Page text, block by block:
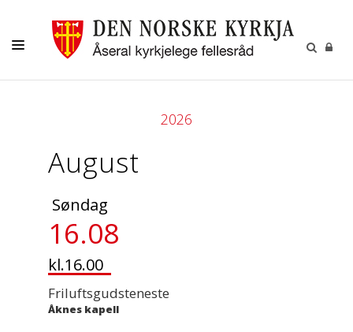
KYRKJEBLADET
2026
August
Søndag
16.08
kl.16.00
Friluftsgudsteneste
Åknes kapell